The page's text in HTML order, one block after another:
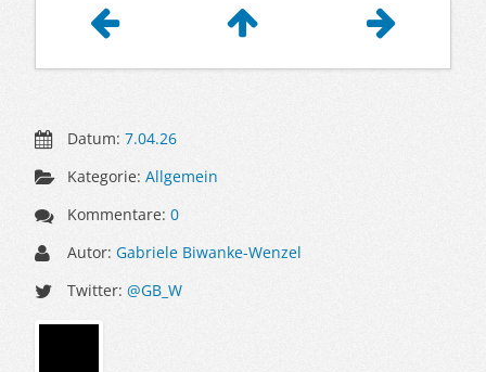
Datum:7.04.26
Kategorie:Allgemein
Kommentare:0
Autor:Gabriele Biwanke-Wenzel
Twitter:@GB_W